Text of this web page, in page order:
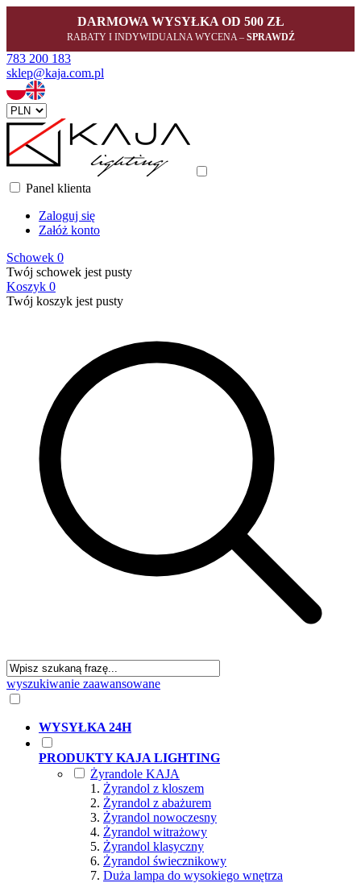
DARMOWA WYSYŁKA OD 500 ZŁ
RABATY I INDYWIDUALNA WYCENA – SPRAWDŹ
783 200 183
sklep@kaja.com.pl
Panel klienta
Zaloguj się
Załóż konto
Schowek 0
Twój schowek jest pusty
Koszyk 0
Twój koszyk jest pusty
wyszukiwanie zaawansowane
WYSYŁKA 24H
PRODUKTY KAJA LIGHTING
Żyrandole KAJA
Żyrandol z kloszem
Żyrandol z abażurem
Żyrandol nowoczesny
Żyrandol witrażowy
Żyrandol klasyczny
Żyrandol świecznikowy
Duża lampa do wysokiego wnętrza